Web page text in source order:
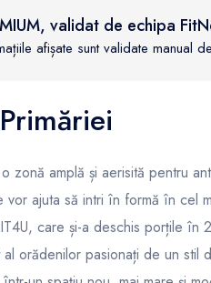
validat de echipa
afișate sunt validate manual
zonă amplă și aerisită pentru
ajuta să intri în formă în cel
care și-a deschis porțile în
orădenilor pasionați de un stil